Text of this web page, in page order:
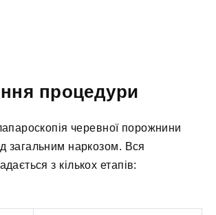
процедури
черевної порожнини
загальним наркозом. Вся
з кількох етапів: